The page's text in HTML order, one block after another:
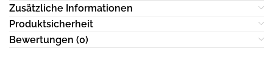
Zusätzliche Informationen
Produktsicherheit
Bewertungen (0)